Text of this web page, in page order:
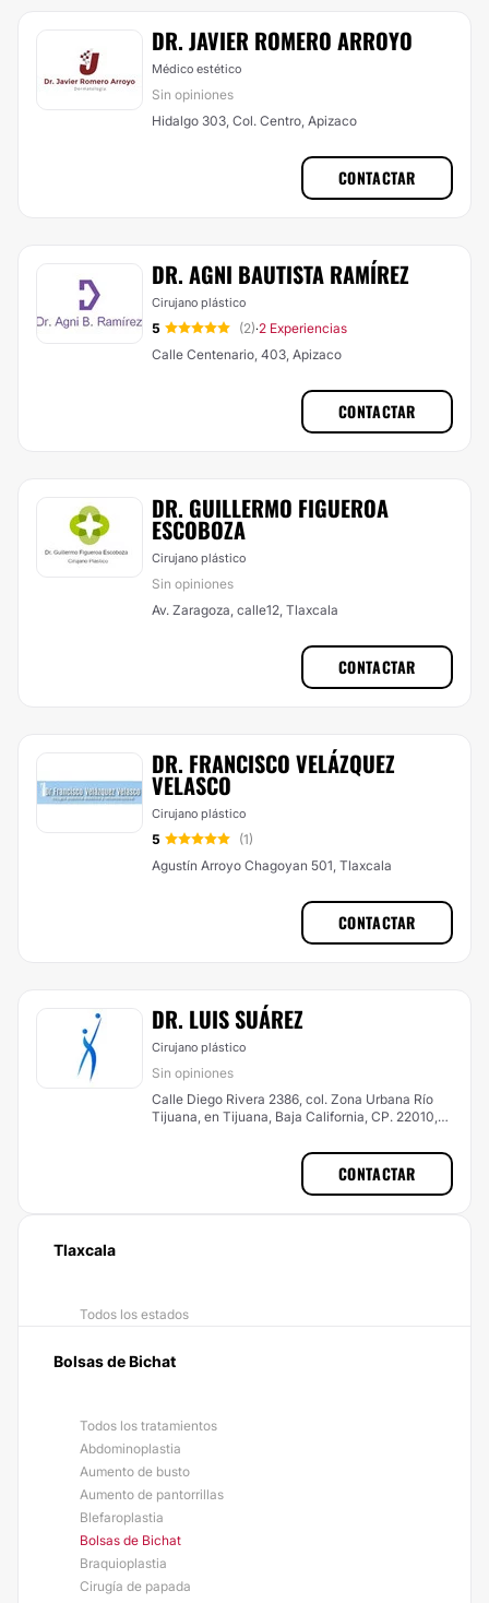
DR. JAVIER ROMERO ARROYO
Médico estético
Sin opiniones
Hidalgo 303, Col. Centro, Apizaco
CONTACTAR
DR. AGNI BAUTISTA RAMÍREZ
Cirujano plástico
5 (2)·2 Experiencias
Calle Centenario, 403, Apizaco
CONTACTAR
DR. GUILLERMO FIGUEROA
ESCOBOZA
Cirujano plástico
Sin opiniones
Av. Zaragoza, calle12, Tlaxcala
CONTACTAR
DR. FRANCISCO VELÁZQUEZ
VELASCO
Cirujano plástico
5
(1)
Agustín Arroyo Chagoyan 501, Tlaxcala
CONTACTAR
DR. LUIS SUÁ​REZ
Cirujano plástico
Sin opiniones
Calle Diego Rivera 2386, col. Zona Urbana Río
Tijuana, en Tijuana, Baja California, CP. 22010,
CONTACTAR
Tlaxcala
Todos los estados
Bolsas de Bichat
Todos los tratamientos
Abdominoplastia
Aumento de busto
Aumento de pantorrillas
Blefaroplastia
Bolsas de Bichat
Braquioplastia
Cirugía de papada